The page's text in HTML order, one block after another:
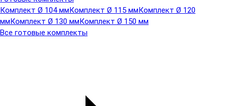
Комплект Ø 104 ммКомплект Ø 115 ммКомплект Ø 120
ммКомплект Ø 130 ммКомплект Ø 150 мм
Все готовые комплекты